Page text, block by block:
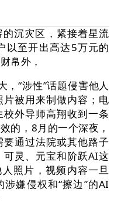
沉灾区，紧接着星流
以至开出高达5万元的
帛外，
“涉性”话题侵害他人
被用来制做内容；电
外导师高翔收到一条
的，8月的一个深夜，
通过法院或其他路子
灵、元宝和阶跃AI这
照片，视频内容一旦
嫌侵权和“擦边”的AI